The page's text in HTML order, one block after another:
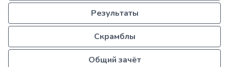
Результаты
Скрамблы
Общий зачёт